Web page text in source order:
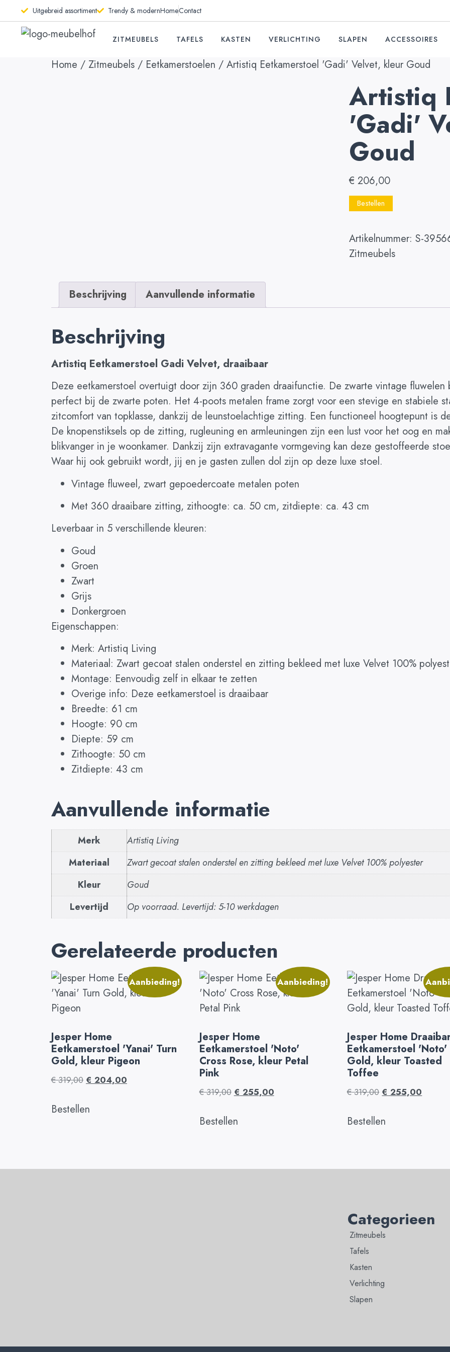
Uitgebreid assortiment Trendy & modernHomeContact
ZITMEUBELS TAFELS KASTEN VERLICHTING SLAPEN ACCESSOIRES
Home / Zitmeubels / Eetkamerstoelen / Artistiq Eetkamerstoel 'Gadi' Velvet, kleur Goud
Artistiq
'Gadi'
Goud
€ 206,00
Bestellen
Artikelnummer: S-
Zitmeubels
Beschrijving Aanvullende informatie
Beschrijving
Artistiq Eetkamerstoel Gadi Velvet, draaibaar
Deze eetkamerstoel overtuigt door zijn 360 graden draaifunctie. De zwarte vintage
perfect bij de zwarte poten. Het 4-poots metalen frame zorgt voor een stevige en stabiele
zitcomfort van topklasse, dankzij de leunstoelachtige zitting. Een functioneel hoogtepunt is
De knopenstiksels op de zitting, rugleuning en armleuningen zijn een lust voor het oog en
blikvanger in je woonkamer. Dankzij zijn extravagante vormgeving kan deze gestoffeerde
Waar hij ook gebruikt wordt, jij en je gasten zullen dol zijn op deze luxe stoel.
Vintage fluweel, zwart gepoedercoate metalen poten
Met 360 draaibare zitting, zithoogte: ca. 50 cm, zitdiepte: ca. 43 cm
Leverbaar in 5 verschillende kleuren:
Goud
Groen
Zwart
Grijs
Donkergroen
Eigenschappen:
Merk: Artistiq Living
Materiaal: Zwart gecoat stalen onderstel en zitting bekleed met luxe Velvet 100%
Montage: Eenvoudig zelf in elkaar te zetten
Overige info: Deze eetkamerstoel is draaibaar
Breedte: 61 cm
Hoogte: 90 cm
Diepte: 59 cm
Zithoogte: 50 cm
Zitdiepte: 43 cm
Aanvullende informatie
Merk
Artistiq Living
Materiaal
Zwart gecoat stalen onderstel en zitting bekleed met luxe Velvet 100% polyester
Kleur
Goud
Levertijd
Op voorraad. Levertijd: 5-10 werkdagen
Gerelateerde producten
Aanbieding!
Jesper Home
Eetkamerstoel 'Yanai' Turn
Gold, kleur Pigeon
€319,00 € 204,00
Bestellen
Aanbieding!
Jesper Home
Eetkamerstoel 'Noto'
Cross Rose, kleur Petal
Pink
€319,00 € 255,00
Bestellen
Jesper Home
Eetkamerstoel 'Noto'
Gold, kleur Toasted
Toffee
€319,00 € 255,00
Bestellen
Categorieen
Zitmeubels
Tafels
Kasten
Verlichting
Slapen